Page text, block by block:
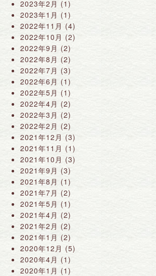
2023年2月 (1)
2023年1月 (1)
2022年11月 (4)
2022年10月 (2)
2022年9月 (2)
2022年8月 (2)
2022年7月 (3)
2022年6月 (1)
2022年5月 (1)
2022年4月 (2)
2022年3月 (2)
2022年2月 (2)
2021年12月 (3)
2021年11月 (1)
2021年10月 (3)
2021年9月 (3)
2021年8月 (1)
2021年7月 (2)
2021年5月 (1)
2021年4月 (2)
2021年2月 (2)
2021年1月 (2)
2020年12月 (5)
2020年4月 (1)
2020年1月 (1)